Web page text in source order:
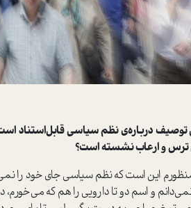
توصیف درباره‌ی نظم سیاسی قابل‌استناد
و ارعاب نشسته است؟
این است که نظم سیاسی جای خود را
و اسم دو تا دارویی را هم که